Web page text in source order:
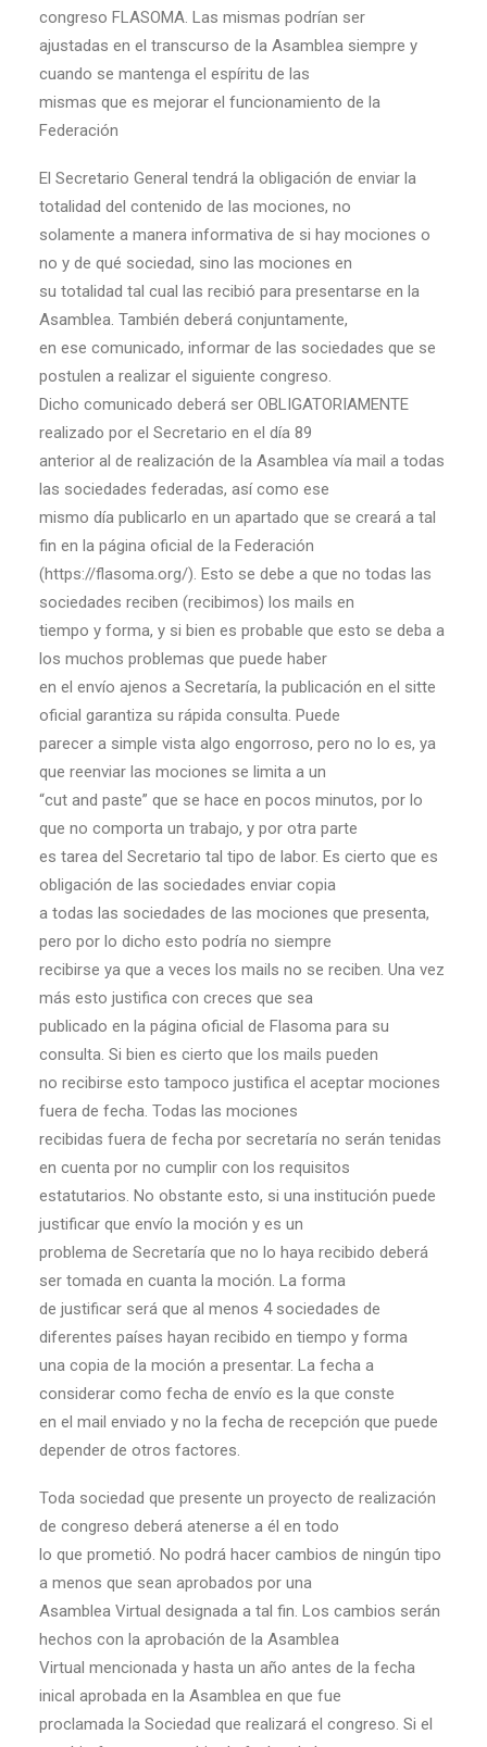
congreso FLASOMA. Las mismas podrían ser
ajustadas en el transcurso de la Asamblea siempre y
cuando se mantenga el espíritu de las
mismas que es mejorar el funcionamiento de la
Federación
El Secretario General tendrá la obligación de enviar la
totalidad del contenido de las mociones, no
solamente a manera informativa de si hay mociones o
no y de qué sociedad, sino las mociones en
su totalidad tal cual las recibió para presentarse en la
Asamblea. También deberá conjuntamente,
en ese comunicado, informar de las sociedades que se
postulen a realizar el siguiente congreso.
Dicho comunicado deberá ser OBLIGATORIAMENTE
realizado por el Secretario en el día 89
anterior al de realización de la Asamblea vía mail a todas
las sociedades federadas, así como ese
mismo día publicarlo en un apartado que se creará a tal
fin en la página oficial de la Federación
(https://flasoma.org/). Esto se debe a que no todas las
sociedades reciben (recibimos) los mails en
tiempo y forma, y si bien es probable que esto se deba a
los muchos problemas que puede haber
en el envío ajenos a Secretaría, la publicación en el sitte
oficial garantiza su rápida consulta. Puede
parecer a simple vista algo engorroso, pero no lo es, ya
que reenviar las mociones se limita a un
“cut and paste” que se hace en pocos minutos, por lo
que no comporta un trabajo, y por otra parte
es tarea del Secretario tal tipo de labor. Es cierto que es
obligación de las sociedades enviar copia
a todas las sociedades de las mociones que presenta,
pero por lo dicho esto podría no siempre
recibirse ya que a veces los mails no se reciben. Una vez
más esto justifica con creces que sea
publicado en la página oficial de Flasoma para su
consulta. Si bien es cierto que los mails pueden
no recibirse esto tampoco justifica el aceptar mociones
fuera de fecha. Todas las mociones
recibidas fuera de fecha por secretaría no serán tenidas
en cuenta por no cumplir con los requisitos
estatutarios. No obstante esto, si una institución puede
justificar que envío la moción y es un
problema de Secretaría que no lo haya recibido deberá
ser tomada en cuanta la moción. La forma
de justificar será que al menos 4 sociedades de
diferentes países hayan recibido en tiempo y forma
una copia de la moción a presentar. La fecha a
considerar como fecha de envío es la que conste
en el mail enviado y no la fecha de recepción que puede
depender de otros factores.
Toda sociedad que presente un proyecto de realización
de congreso deberá atenerse a él en todo
lo que prometió. No podrá hacer cambios de ningún tipo
a menos que sean aprobados por una
Asamblea Virtual designada a tal fin. Los cambios serán
hechos con la aprobación de la Asamblea
Virtual mencionada y hasta un año antes de la fecha
inical aprobada en la Asamblea en que fue
proclamada la Sociedad que realizará el congreso. Si el